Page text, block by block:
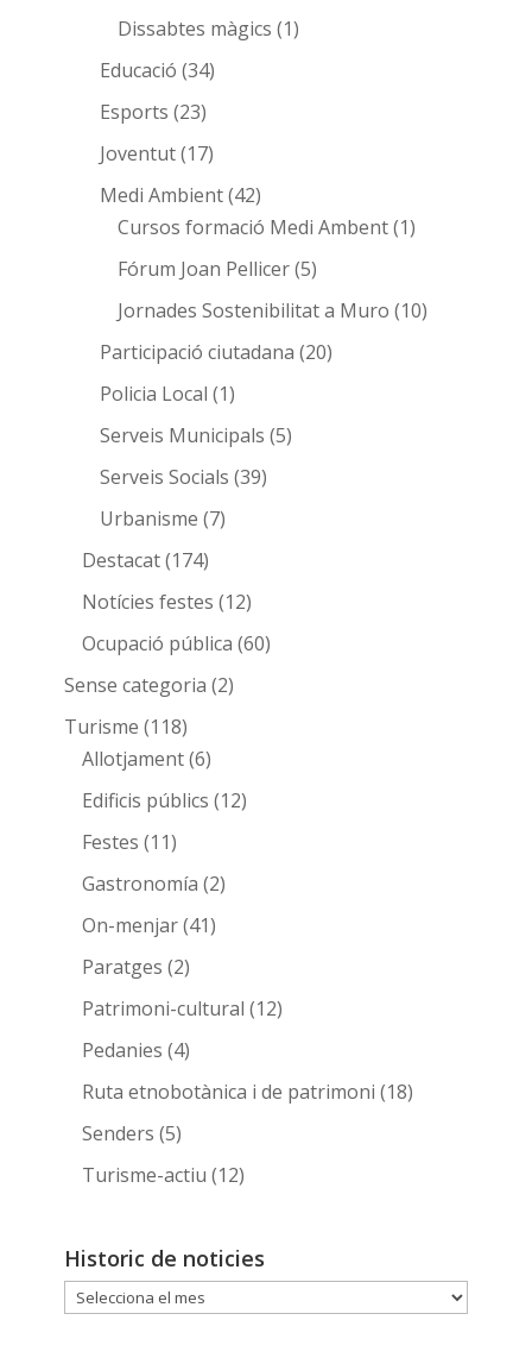
Dissabtes màgics (1)
Educació (34)
Esports (23)
Joventut(17)
Medi Ambient(42)
Cursos formació Medi Ambent(1)
Fórum Joan Pellicer(5)
Jornades Sostenibilitat a Muro (10)
Participació ciutadana (20)
Policia Local (1)
Serveis Municipals (5)
Serveis Socials (39)
Urbanisme (7)
Destacat(174)
Notícies festes (12)
Ocupació pública (60)
Sense categoria (2)
Turisme (118)
Allotjament(6)
Edificis públics (12)
Festes (11)
Gastronomía (2)
On-menjar(41)
Paratges (2)
Patrimoni-cultural (12)
Pedanies (4)
Ruta etnobotànica i de patrimoni (18)
Senders (5)
Turisme-actiu (12)
Historic de noticies
Historic